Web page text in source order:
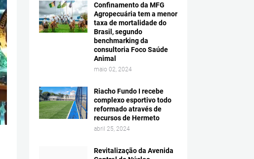
Confinamento da MFG
Agropecuária tem a menor
taxa de mortalidade do
Brasil, segundo
benchmarking da
consultoria Foco Saúde
Animal
maio 02, 2024
Riacho Fundo I recebe
complexo esportivo todo
reformado através de
recursos de Hermeto
abril 25, 2024
Revitalização da Avenida